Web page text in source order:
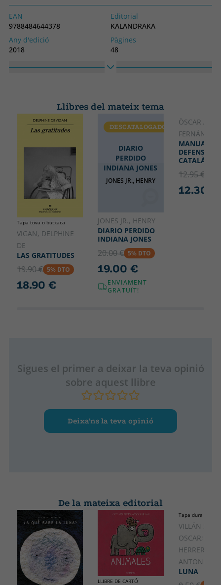
Hermo
-artífice del proyecto MAN (Mar, Arte y Naturaleza) y
comisaria
de la exposición permanente en la Casa del Alemán-
es un homenaje a ese hombre culto, auténtico y vital,
a su singular legado artístico.
EAN
9788484644378
Editorial
KALANDRAKA
Any d'edició
2018
Pàgines
48
Idioma
Llibres del mateix tema
Tapa tova o butxaca
VIGAN, DELPHINE
DE
LAS GRATITUDES
19.90 € 5% DTO
18.90 €
DIARIO
PERDIDO
INDIANA JONES
JONES JR., HENRY
DESCATALOGADO
JONES JR., HENRY
DIARIO PERDIDO
INDIANA JONES
20.00 € 5% DTO
19.00 €
ENVIAMENT
GRATUÏT!
CATALÀ
ÒSCAR
FERNÁNDEZ
MANUAL DE
DEFENSA
CATALÀ
12.95 €
12.30 €
Sigues el primer a deixar la teva opinió
sobre aquest llibre
Deixa’ns la teva opinió
De la mateixa editorial
LLIBRE DE CARTÓ
Tapa dura
VILLÁN
HERRERO,
ANTONIO
LUNA